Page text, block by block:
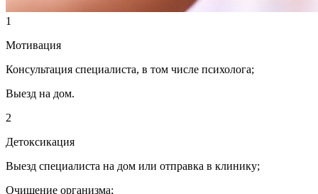
1
Мотивация
Консультация специалиста, в том числе психолога;
Выезд на дом.
2
Детоксикация
Выезд специалиста на дом или отправка в клинику;
Очищение организма;